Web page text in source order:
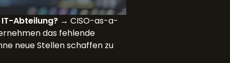
Abteilung? → CISO-as-a-
das fehlende
neue Stellen schaffen zu